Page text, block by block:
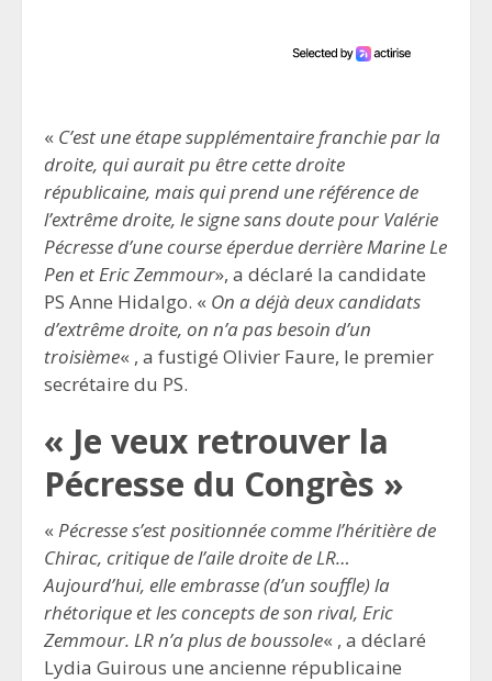
« C’est une étape supplémentaire franchie par la
droite, qui aurait pu être cette droite
républicaine, mais qui prend une référence de
l’extrême droite, le signe sans doute pour Valérie
Pécresse d’une course éperdue derrière Marine Le
Pen et Eric Zemmour», a déclaré la candidate
PS Anne Hidalgo. « On a déjà deux candidats
d’extrême droite, on n’a pas besoin d’un
troisième« , a fustigé Olivier Faure, le premier
secrétaire du PS.
« Je veux retrouver la
Pécresse du Congrès »
« Pécresse s’est positionnée comme l’héritière de
Chirac, critique de l’aile droite de LR…
Aujourd’hui, elle embrasse (d’un souffle) la
rhétorique et les concepts de son rival, Eric
Zemmour. LR n’a plus de boussole« , a déclaré
Lydia Guirous une ancienne républicaine